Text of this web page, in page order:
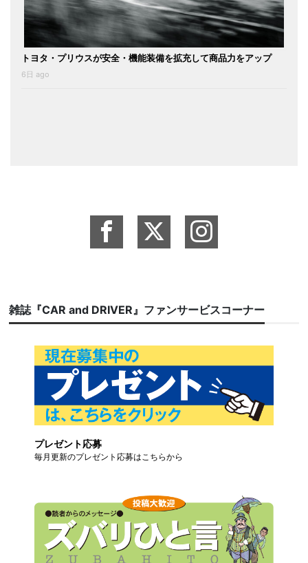
トヨタ・プリウスが安全・機能装備を拡充して商品力をアップ
6日 ago
雑誌『CAR and DRIVER』ファンサービスコーナー
プレゼント応募
毎月更新のプレゼント応募はこちらから